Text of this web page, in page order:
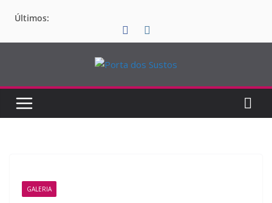
paraÚltimos:
GALERIA